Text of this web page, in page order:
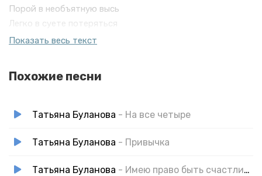
Порой в необъятную высь
Легко в суете потеряться
Гораздо труднее найтись
Показать весь текст
Похожие песни
Татьяна Буланова - На все четыре
Татьяна Буланова - Привычка
Татьяна Буланова - Имею право быть счастливой